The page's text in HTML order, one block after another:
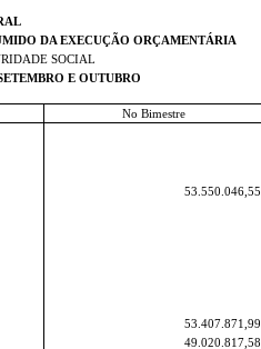
DA EXECUÇÃO ORÇAMENTÁRIA
SOCIAL
E OUTUBRO
No Bimestre
53.550.046,55
53.407.871,99
49.020.817,58